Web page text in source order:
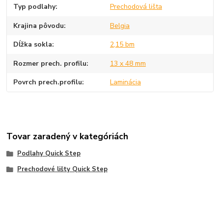
Typ podlahy Prechodová lišta
Krajina pôvodu Belgia
Dĺžka sokla 2,15 bm
Rozmer prech. profilu 13 x 48 mm
Povrch prech.profilu Laminácia
Tovar zaradený v kategóriách
Podlahy Quick Step
Prechodové lišty Quick Step